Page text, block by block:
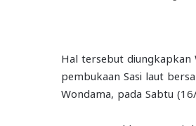
Hal tersebut diungkapkan
pembukaan Sasi laut
Wondama, pada Sabtu